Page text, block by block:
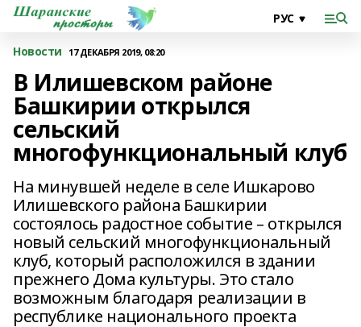
Новости 17 ДЕКАБРЯ 2019, 08:20
В Илишевском районе
Башкирии открылся
сельский
многофункциональный клуб
На минувшей неделе в селе Ишкарово
Илишевского района Башкирии
состоялось радостное событие – открылся
новый сельский многофункциональный
клуб, который расположился в здании
прежнего Дома культуры. Это стало
возможным благодаря реализации в
республике национального проекта